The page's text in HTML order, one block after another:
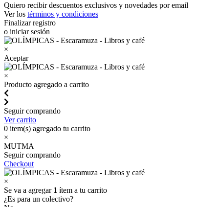
Quiero recibir descuentos exclusivos y novedades por email
Ver los términos y condiciones
Finalizar registro
o iniciar sesión
×
Aceptar
×
Producto agregado a carrito
Seguir comprando
Ver carrito
0 item(s) agregado tu carrito
×
MUTMA
Seguir comprando
Checkout
×
Se va a agregar 1 ítem a tu carrito
¿Es para un colectivo?